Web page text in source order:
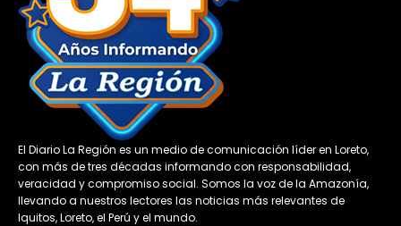
El Diario La Región es un medio de comunicación líder en Loreto,
con más de tres décadas informando con responsabilidad,
veracidad y compromiso social. Somos la voz de la Amazonía,
llevando a nuestros lectores las noticias más relevantes de
Iquitos, Loreto, el Perú y el mundo.